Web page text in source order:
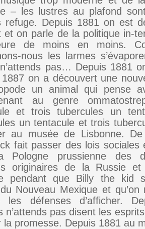
– les lustres au plafond
refuge. Depuis 1881 on est
et on parle de la politique in-
de moins en moins.
nous les larmes
pas… Depuis 1881
1887 on a découvert une
un animal qui pense
au genre
et trois tubercules un
un tentacule et trois
au musée de Lisbonne.
fait passer des lois sociales
Pologne prussienne des
originaires de la Russie et
pendant que Billy the kid
Nouveau Mexique et qu’on
les défenses d’afficher.
n’attends pas disent les
la promesse. Depuis 1881 au